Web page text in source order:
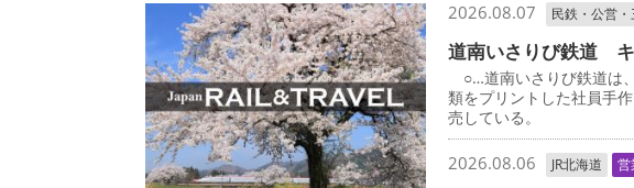
2026.08.07 民鉄・公営・
道南いさりび鉄道
○…道南いさりび鉄道は
類をプリントした社員手
売している。
2026.08.06 JR北海道 営